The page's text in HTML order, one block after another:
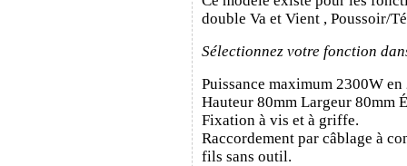
double Va et Vient , Poussoir/
Sélectionnez votre fonction
Puissance maximum 2300W
Hauteur 80mm Largeur 80mm
Fixation à vis et à griffe.
Raccordement par câblage à
fils sans outil.